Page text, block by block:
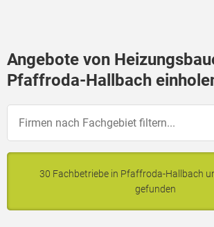
Angebote von
Pfaffroda-Hallbach
30 Fachbetriebe in Pfaffroda-Hallbach
gefunden